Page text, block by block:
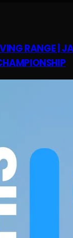
RANGE |